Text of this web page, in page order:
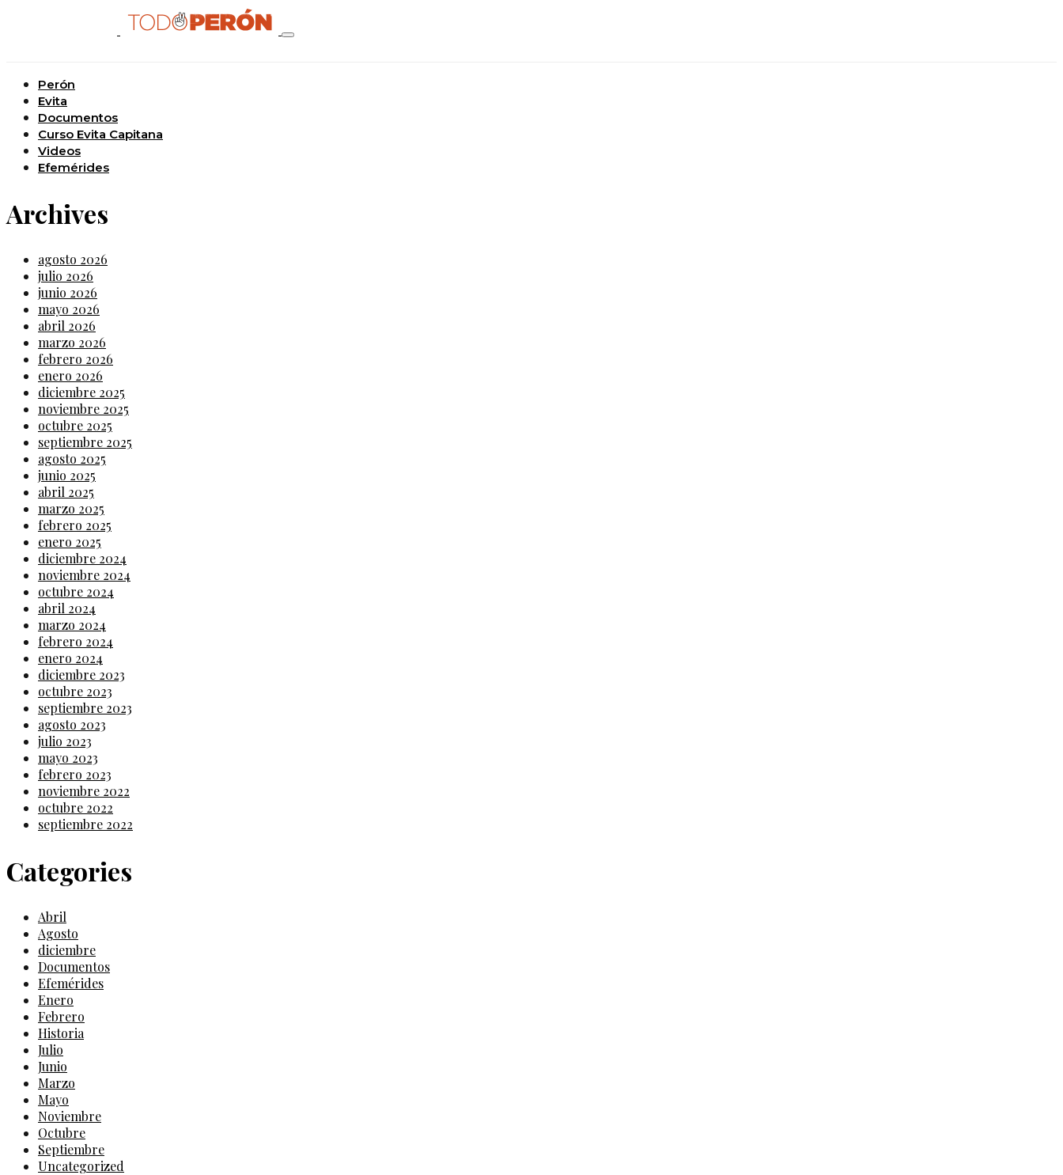
Perón
Evita
Documentos
Curso Evita Capitana
Videos
Efemérides
Archives
agosto 2026
julio 2026
junio 2026
mayo 2026
abril 2026
marzo 2026
febrero 2026
enero 2026
diciembre 2025
noviembre 2025
octubre 2025
septiembre 2025
agosto 2025
junio 2025
abril 2025
marzo 2025
febrero 2025
enero 2025
diciembre 2024
noviembre 2024
octubre 2024
abril 2024
marzo 2024
febrero 2024
enero 2024
diciembre 2023
octubre 2023
septiembre 2023
agosto 2023
julio 2023
mayo 2023
febrero 2023
noviembre 2022
octubre 2022
septiembre 2022
Categories
Abril
Agosto
diciembre
Documentos
Efemérides
Enero
Febrero
Historia
Julio
Junio
Marzo
Mayo
Noviembre
Octubre
Septiembre
Uncategorized